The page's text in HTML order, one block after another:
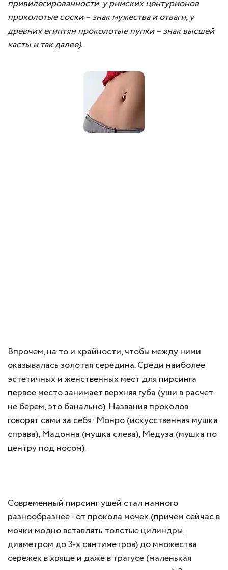
привилегированности, у римских центурионов
проколотые соски – знак мужества и отваги, у
древних египтян проколотые пупки – знак высшей
касты и так далее).
Впрочем, на то и крайности, чтобы между ними
оказывалась золотая середина. Среди наиболее
эстетичных и женственных мест для пирсинга
первое место занимает верхняя губа (уши в расчет
не берем, это банально). Названия проколов
говорят сами за себя: Монро (искусственная мушка
справа), Мадонна (мушка слева), Медуза (мушка по
центру под носом).
Современный пирсинг ушей стал намного
разнообразнее - от прокола мочек (причем сейчас в
мочки модно вставлять толстые цилиндры,
диаметром до 3-х сантиметров) до множества
сережек в хряще и даже в трагусе (маленькая